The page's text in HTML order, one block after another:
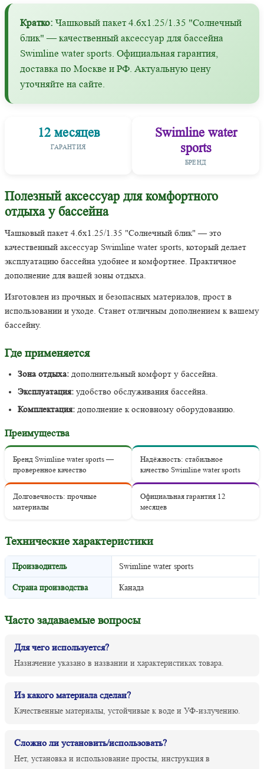
Кратко: Чашковый пакет 4.6х1.25/1.35 "Солнечный
блик" — качественный аксессуар для бассейна
Swimline water sports. Официальная гарантия,
доставка по Москве и РФ. Актуальную цену
уточняйте на сайте.
12 месяцев
ГАРАНТИЯ
Swimline water
sports
БРЕНД
Полезный аксессуар для комфортного
отдыха у бассейна
Чашковый пакет 4.6х1.25/1.35 "Солнечный блик" — это
качественный аксессуар Swimline water sports, который делает
эксплуатацию бассейна удобнее и комфортнее. Практичное
дополнение для вашей зоны отдыха.
Изготовлен из прочных и безопасных материалов, прост в
использовании и уходе. Станет отличным дополнением к вашему
бассейну.
Где применяется
Зона отдыха: дополнительный комфорт у бассейна.
Эксплуатация: удобство обслуживания бассейна.
Комплектация: дополнение к основному оборудованию.
Преимущества
Бренд Swimline water sports —
проверенное качество
Надёжность: стабильное
качество Swimline water sports
Долговечность: прочные
материалы
Официальная гарантия 12
месяцев
Технические характеристики
Производитель Swimline water sports
Страна производства Канада
Часто задаваемые вопросы
Для чего используется?
Назначение указано в названии и характеристиках товара.
Из какого материала сделан?
Качественные материалы, устойчивые к воде и УФ-излучению.
Сложно ли установить/использовать?
Нет, установка и использование просты, инструкция в